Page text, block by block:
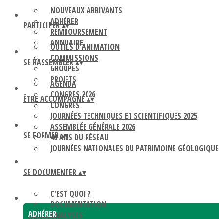
NOUVEAUX ARRIVANTS
ADHÉRER
REMBOURSEMENT
ANNUAIRE
PARTICIPER▴▾
OUTILS D'ANIMATION
COMMISSIONS
GROUPES
PROJETS
SE RASSEMBLER▴▾
AGENDA
CONGRES 2026
CONGRÈS
JOURNÉES TECHNIQUES ET SCIENTIFIQUES 2025
ASSEMBLÉE GÉNÉRALE 2026
40 ANS DU RÉSEAU
JOURNÉES NATIONALES DU PATRIMOINE
ÊTRE ACCOMPAGNÉ▴▾
SE FORMER▴▾
SE DOCUMENTER▴▾
C'EST QUOI ?
DOCUMENTATION
ANALYSES
ADHÉRER